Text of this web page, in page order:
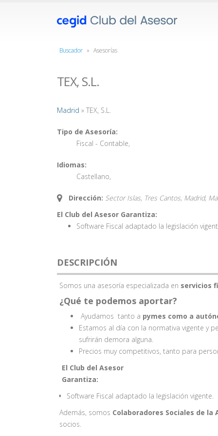
Buscador » Asesorías
TEX, S.L.
Madrid » TEX, S.L.
Tipo de Asesoría:
Fiscal - Contable,
Idiomas:
Castellano,
Dirección: Sector Islas, Tres Cantos, Madrid,
El Club del Asesor Garantiza:
Software Fiscal adaptado la legislación
DESCRIPCIÓN
Somos una asesoría especializada en servicios
¿Qué te podemos aportar?
Ayudamos tanto a pymes como a
Estamos al día con la normativa vigente y
sufrirán demora alguna.
Precios muy competitivos, tanto para
El Club del Asesor
Garantiza:
Software Fiscal adaptado la legislación vigente.
Además, somos Colaboradores Sociales de la
socios.